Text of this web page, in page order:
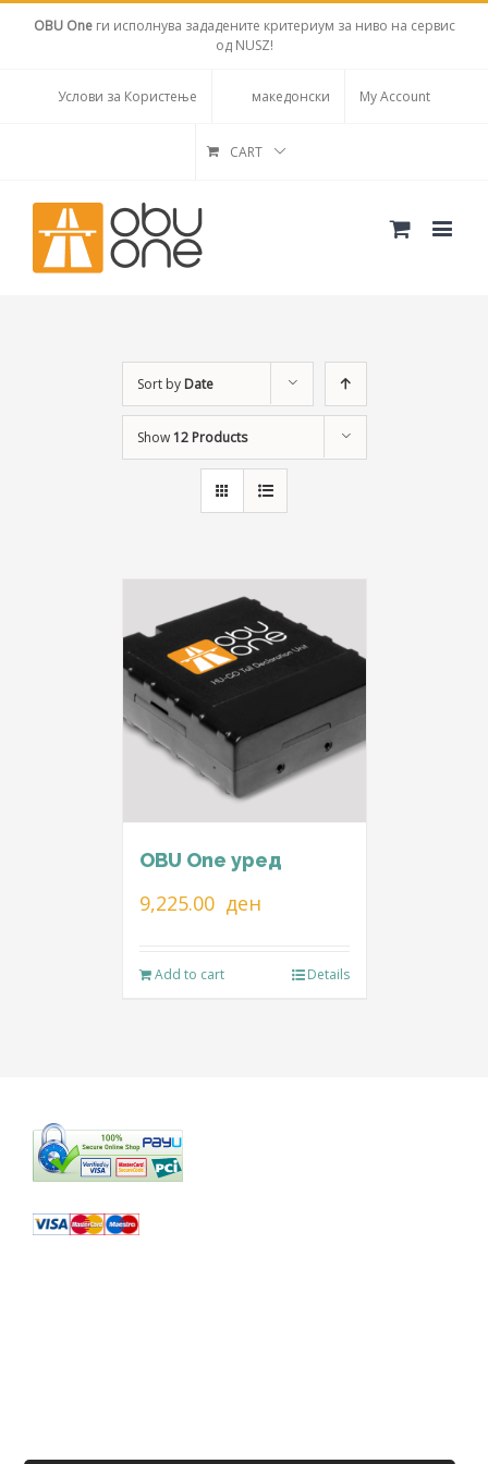
OBU Oneги исполнува зададените критериум за ниво на сервис
од NUSZ!
Услови за Користење македонски My Account
CART
Sort by Date
Show12 Products
OBU One уред
9,225.00 ден
Add to cart Details